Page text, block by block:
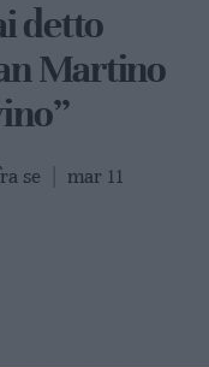
detto
Martino
se mar 11